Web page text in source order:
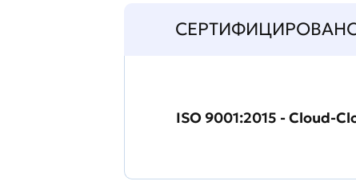
ISO 9001:2015 - Cloud-